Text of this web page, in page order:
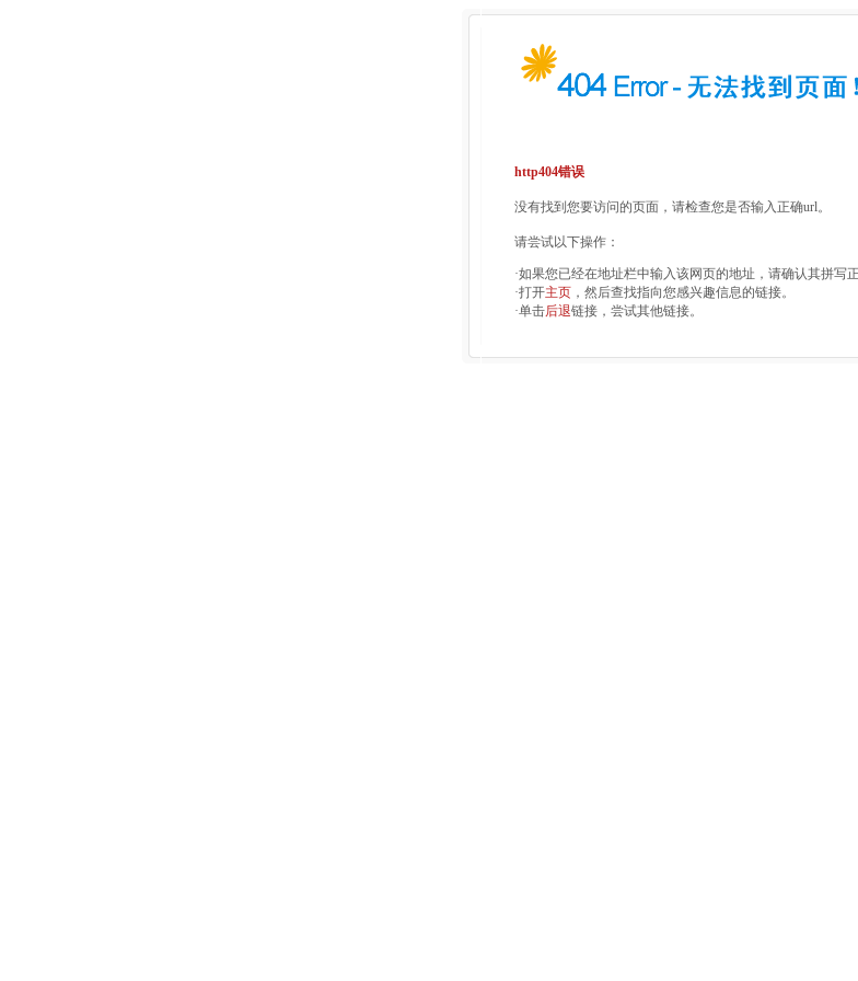
http404错误
没有找到您要访问的页面，请检查您是否输入正确url。
请尝试以下操作：
·如果您已经在地址栏中输入该网页的地址，请确认其拼写正
·打开主页 ，然后查找指向您感兴趣信息的链接。
·单击后退链接，尝试其他链接。